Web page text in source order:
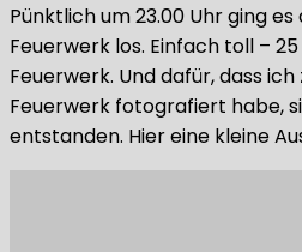
Pünktlich um 23.00 Uhr ging
Feuerwerk los. Einfach toll –
Feuerwerk. Und dafür, dass
Feuerwerk fotografiert habe,
entstanden. Hier eine kleine